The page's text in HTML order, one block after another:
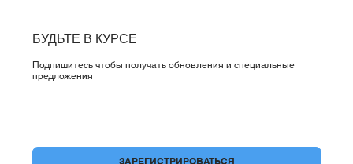
Верх: Matryx®– износостойкий текстиль с
армированием кевларом, лёгкий и дышащий.
Подкладка:
к движению и форме стопы
БУДЬТЕ В КУРСЕ
Подпишитесь чтобы получать обновления и специальные
предложения
ЗАРЕГИСТРИРОВАТЬСЯ